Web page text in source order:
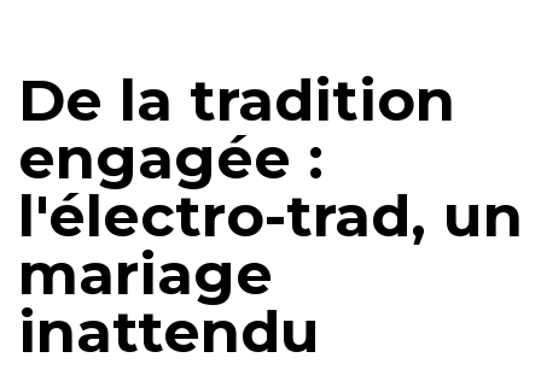
De la tradition
engagée :
l'électro-trad, un
mariage
inattendu